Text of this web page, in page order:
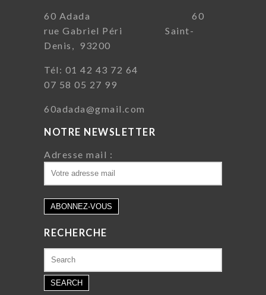
60 Adada 60
rue Gabriel Péri Saint-
Denis, 93200
Tél: 01 42 43 72 64
07 58 05 27 99
60adada@gmail.com
NOTRE NEWSLETTER
Adresse mail :
RECHERCHE
for: